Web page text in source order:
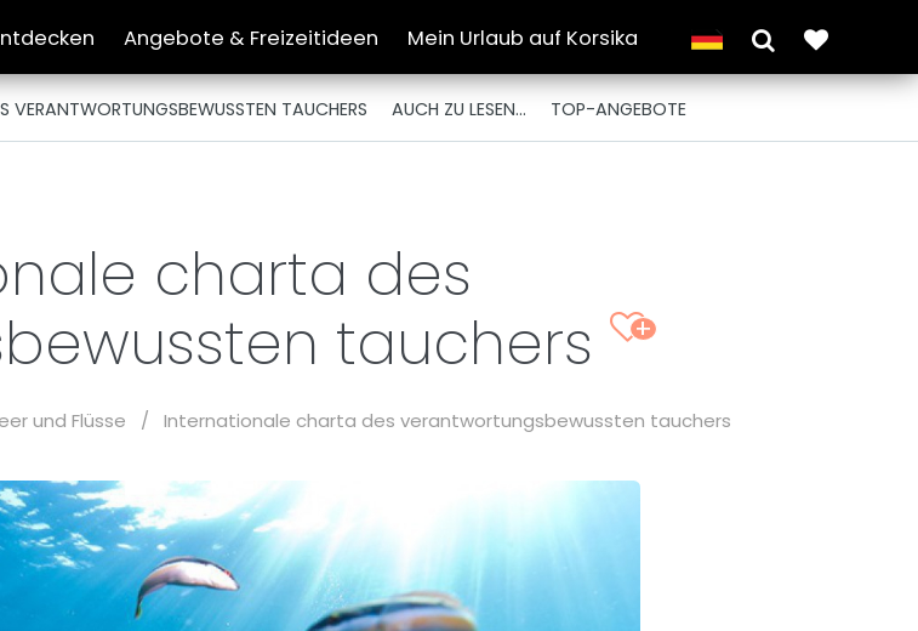
Angebote & Freizeitideen Mein Urlaub auf Korsika
VERANTWORTUNGSBEWUSSTEN TAUCHERS AUCH ZU LESEN... TOP-ANGEBOTE
charta des
tauchers
+
und Flüsse / Internationale charta des verantwortungsbewussten tauchers